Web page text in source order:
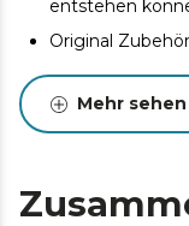
entstehen
Original
verlängern,
Mehr sehen